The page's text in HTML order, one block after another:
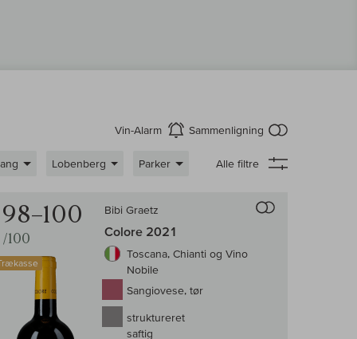
Vin-Alarm
aktiver Sammenligning
Lobenberg Parker Alle filtre
98–100
/100
Bibi Graetz
Colore 2021
Toscana, Chianti og Vino
Nobile
Sangiovese, tør
struktureret
saftig